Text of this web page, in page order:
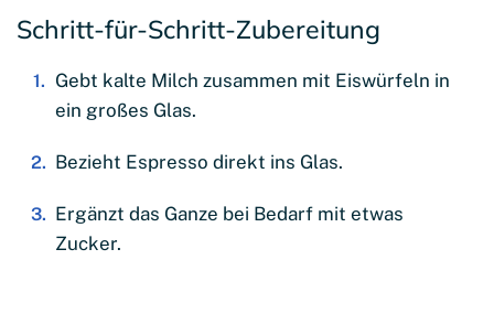
Schritt-für-Schritt-Zubereitung
Gebt kalte Milch zusammen mit Eiswürfeln in
ein großes Glas.
Bezieht Espresso direkt ins Glas.
Ergänzt das Ganze bei Bedarf mit etwas
Zucker.